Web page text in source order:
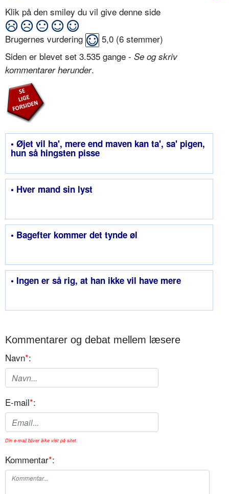
Klik på den smiley du vil give denne side
Brugernes vurdering 5,0 (6 stemmer)
Siden er blevet set 3.535 gange - Se og skriv
kommentarer herunder.
• Øjet vil ha', mere end maven kan ta', sa' pigen,
hun så hingsten pisse
• Hver mand sin lyst
• Bagefter kommer det tynde øl
• Ingen er så rig, at han ikke vil have mere
Kommentarer og debat mellem læsere
Navn*:
E-mail*:
Din e-mail bliver ikke vist på sitet.
Kommentar*: